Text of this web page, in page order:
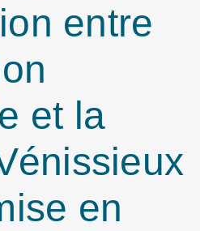
entre
et la
en